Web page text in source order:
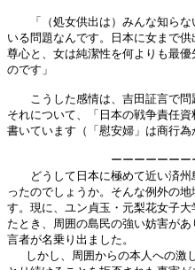
「（処女供出は）みんな知らな
いる問題なんです。日本に女まで
尊心と、女は純潔性を何よりも最
のです」
こうした感情は、吉田証言で問
それについて、「日本の戦争責任
書いています（「慰安婦」は商行為
ーーーーーーーーー
どうして日本に極めて近い済州
ったのでしょうか。そんな例外の
す。現に、ユン貞玉・元梨花女子
たとき、周囲の島民の強い妨害が
言者が名乗り出ました。
しかし、周囲からの本人への激